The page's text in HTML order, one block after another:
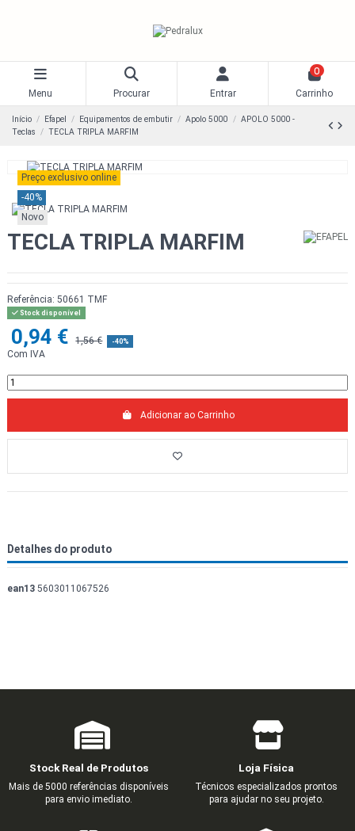
Menu Procurar Entrar
0
Carrinho
Início Efapel Equipamentos de embutir Apolo 5000
APOLO 5000 -
Teclas
TECLA TRIPLA MARFIM
Preço exclusivo online
-40%
Novo
TECLA TRIPLA MARFIM
Referência: 50661 TMF
Stock disponível
0,94 € 1,56 € -40%
Com IVA
Adicionar ao Carrinho
Detalhes do produto
ean13 5603011067526
Stock Real de Produtos
Mais de 5000 referências disponíveis
para envio imediato.
Loja Física
Técnicos especializados prontos
para ajudar no seu projeto.